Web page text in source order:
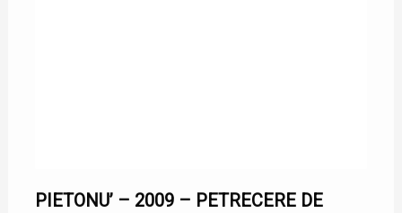
PIETONU’ – 2009 – PETRECERE DE